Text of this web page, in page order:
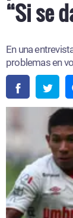
“Si se
En una
problemas en